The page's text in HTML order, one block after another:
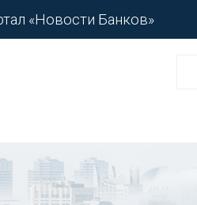
«Новости Банков»